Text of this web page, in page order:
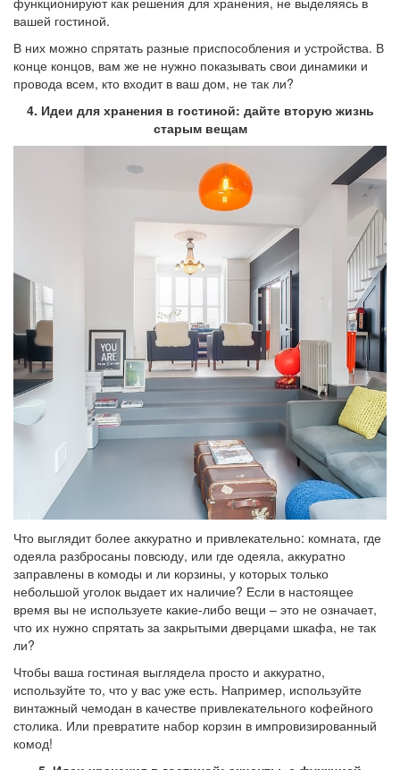
вашей гостиной.
В них можно спрятать разные приспособления и устройства. В
конце концов, вам же не нужно показывать свои динамики и
провода всем, кто входит в ваш дом, не так ли?
4. Идеи для хранения в гостиной: дайте вторую жизнь
старым вещам
Что выглядит более аккуратно и привлекательно: комната, где
одеяла разбросаны повсюду, или где одеяла, аккуратно
заправлены в комоды и ли корзины, у которых только
небольшой уголок выдает их наличие? Если в настоящее
время вы не используете какие-либо вещи – это не означает,
что их нужно спрятать за закрытыми дверцами шкафа, не так
ли?
Чтобы ваша гостиная выглядела просто и аккуратно,
используйте то, что у вас уже есть. Например, используйте
винтажный чемодан в качестве привлекательного кофейного
столика. Или превратите набор корзин в импровизированный
комод!